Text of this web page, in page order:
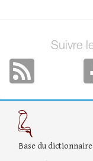
Suivre
Base du dictionnaire